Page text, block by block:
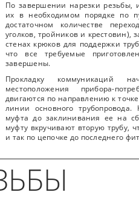
По завершении нарезки резьбы,
их в необходимом порядке по
достаточном количестве
уголков, тройников и крестовин),
стенах крюков для поддержки
что все требуемые
завершены.
Прокладку коммуникаций
местоположения прибора-
двигаются по направлению к
линии основного трубопровода.
муфта до заклинивания ее на
муфту вкручивают вторую трубу,
и так по цепочке до последнего